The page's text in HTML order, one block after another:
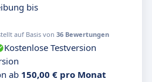
bis
auf Basis von 36 Bewertungen
Kostenlose Testversion
ab 150,00 € pro Monat